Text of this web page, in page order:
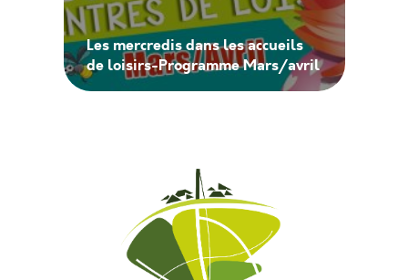
Les mercredis dans les accueils
de loisirs-Programme Mars/avril